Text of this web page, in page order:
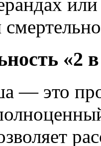
«2
— это